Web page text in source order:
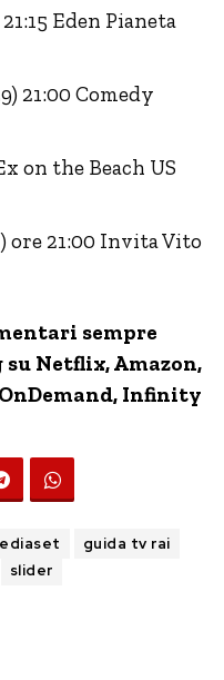
Eden Pianeta
21:00 Comedy
on the Beach US
ore 21:00 Invita Vito
sempre
Netflix,Amazon,
Infinity
guida tv rai
slider